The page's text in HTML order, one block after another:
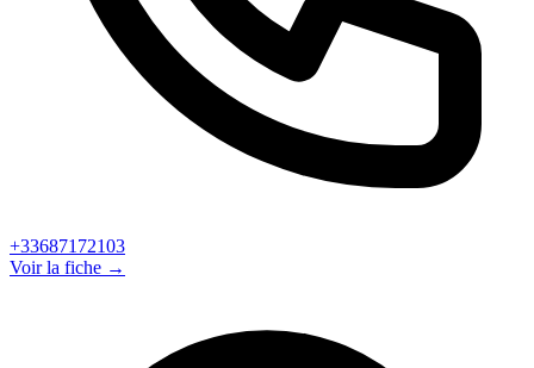
+33687172103
Voir la fiche →